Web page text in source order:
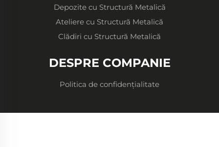
Depozite cu Structură Metalică
Ateliere cu Structură Metalică
Clădiri cu Structură Metalică
DESPRE COMPANIE
Politica de confidențialitate